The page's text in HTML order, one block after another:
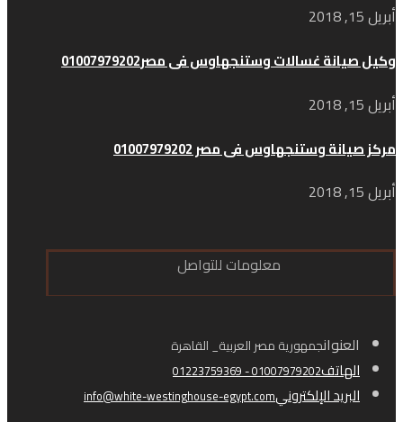
أبريل 15, 2018
وكيل صيانة غسالات وستنجهاوس فى مصر01007979202
أبريل 15, 2018
مركز صيانة وستنجهاوس فى مصر 01007979202
أبريل 15, 2018
معلومات للتواصل
العنوانجمهورية مصر العربية_ القاهرة
الهاتف01007979202 - 01223759369
البريد الإلكترونيinfo@white-westinghouse-egypt.com